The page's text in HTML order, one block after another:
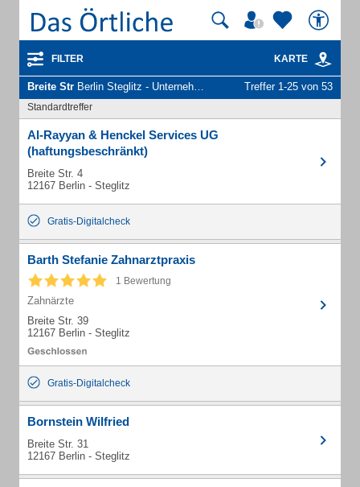
FILTER KARTE
Breite Str Berlin Steglitz - Unternehmen und Personen Treffer 1-25 von 53
Standardtreffer
Al-Rayyan & Henckel Services UG
(haftungsbeschränkt)
Breite Str. 4
12167 Berlin - Steglitz
Gratis-Digitalcheck
Barth Stefanie Zahnarztpraxis
1 Bewertung
Zahnärzte
Breite Str. 39
12167 Berlin - Steglitz
Gratis-Digitalcheck
Bornstein Wilfried
Breite Str. 31
12167 Berlin - Steglitz